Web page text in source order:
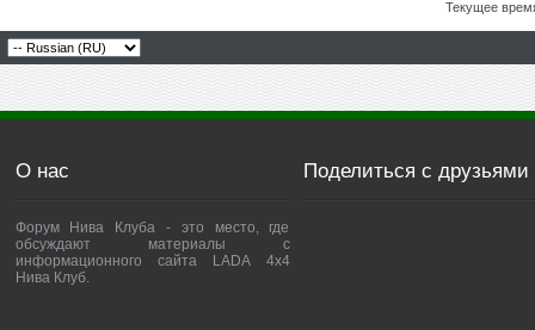
Текущее
О нас
Форум Нива Клуба - это место, где
обсуждают материалы с
информационного сайта LADA 4x4
Нива Клуб.
Поделиться с друзьями